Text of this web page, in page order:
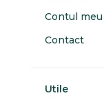
Contul meu
Contact
Utile